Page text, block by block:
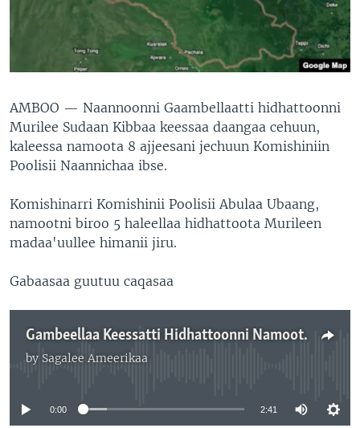
AMBOO — Naannoonni Gaambellaatti hidhattoonni
Murilee Sudaan Kibbaa keessaa daangaa cehuun,
kaleessa namoota 8 ajjeesani jechuun Komishiniin
Poolisii Naannichaa ibse.
Komishinarri Komishinii Poolisii Abulaa Ubaang,
namootni biroo 5 haleellaa hidhattoota Murileen
madaa'uullee himanii jiru.
Gabaasaa guutuu caqasaa
Gambeellaa Keessatti Hidhattoonni Namoota 8 Ajjeesan: Poolisii
by Sagalee Ameerikaa
No media source currently available
0:00 2:41